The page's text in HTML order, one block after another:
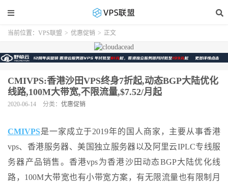
当前位置： VPS联盟 > 优惠促销 > 正文
CMIVPS:香港沙田VPS终身7折起,动态BGP大陆优化
线路,100M大带宽,不限流量,$7.52/月起
2020-06-14 分类： 优惠促销
CMIVPS是一家成立于2019年的国人商家，主要从事香港
vps、香港服务器、美国独立服务器以及阿里云IPLC专线服
务器产品销售。香港vps为香港沙田动态BGP大陆优化线
路，100M大带宽也有小带宽方案，有无限流量也有限制月